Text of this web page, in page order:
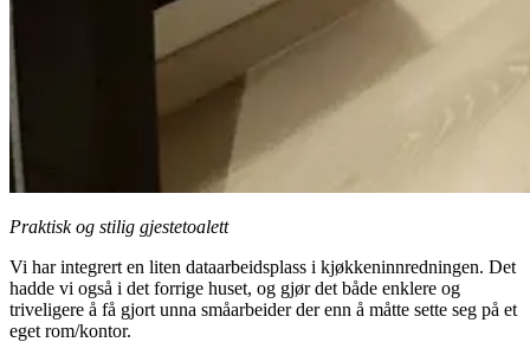
Praktisk og stilig gjestetoalett
Vi har integrert en liten dataarbeidsplass i kjøkkeninnredningen. Det
hadde vi også i det forrige huset, og gjør det både enklere og
triveligere å få gjort unna småarbeider der enn å måtte sette seg på et
eget rom/kontor.